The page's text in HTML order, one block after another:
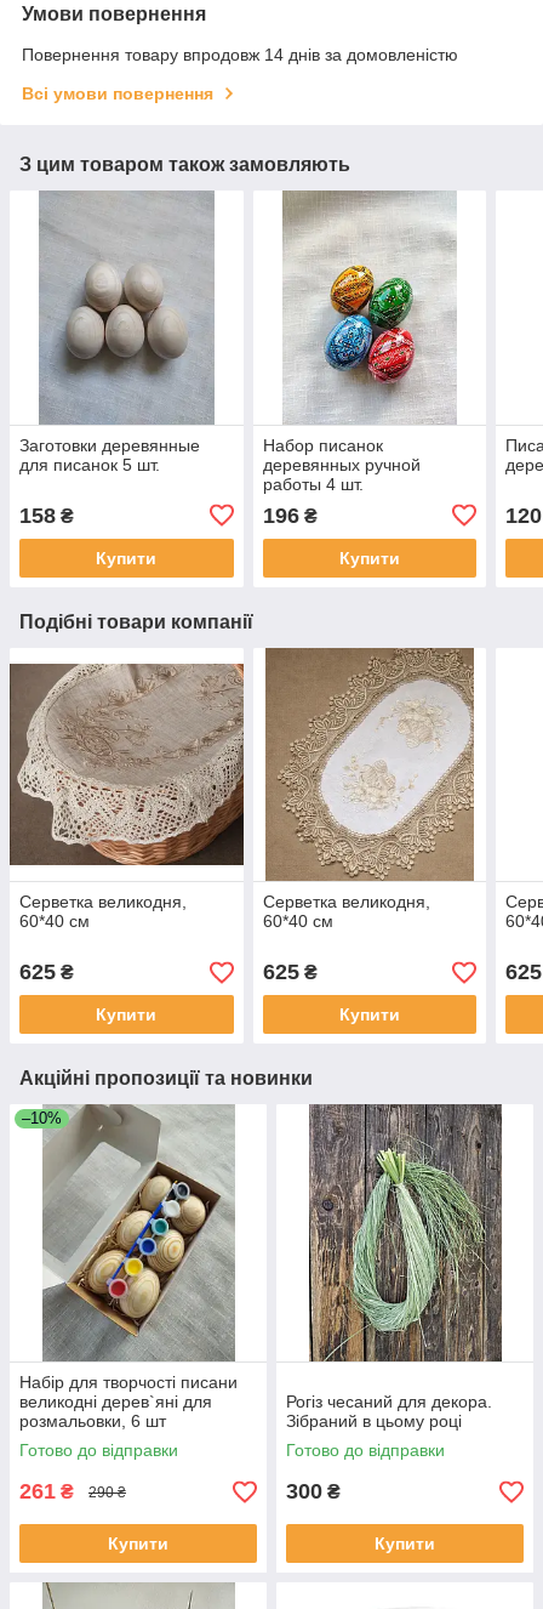
Умови повернення
Повернення товару впродовж 14 днів за домовленістю
Всі умови повернення
З цим товаром також замовляють
Заготовки деревянные
для писанок 5 шт.
158 ₴
Купити
Набор писанок
деревянных ручной
работы 4 шт.
196₴
Купити
120
Подібні товари компанії
Серветка великодня,
60*40 см
625 ₴
Купити
Серветка великодня,
60*40 см
625₴
Купити
625
Акційні пропозиції та новинки
–10%
Набір для творчості писани
великодні дерев`яні для
розмальовки, 6 шт
Готово до відправки
261 ₴ 290 ₴
Купити
Рогіз чесаний для декора.
Зібраний в цьому році
Готово до відправки
300 ₴
Купити